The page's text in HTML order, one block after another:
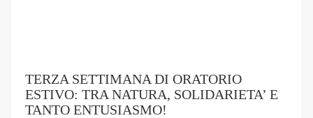
TERZA SETTIMANA DI ORATORIO
ESTIVO: TRA NATURA, SOLIDARIETA’ E
TANTO ENTUSIASMO!